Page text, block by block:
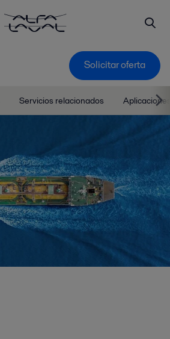
Solicitar oferta
Servicios relacionados